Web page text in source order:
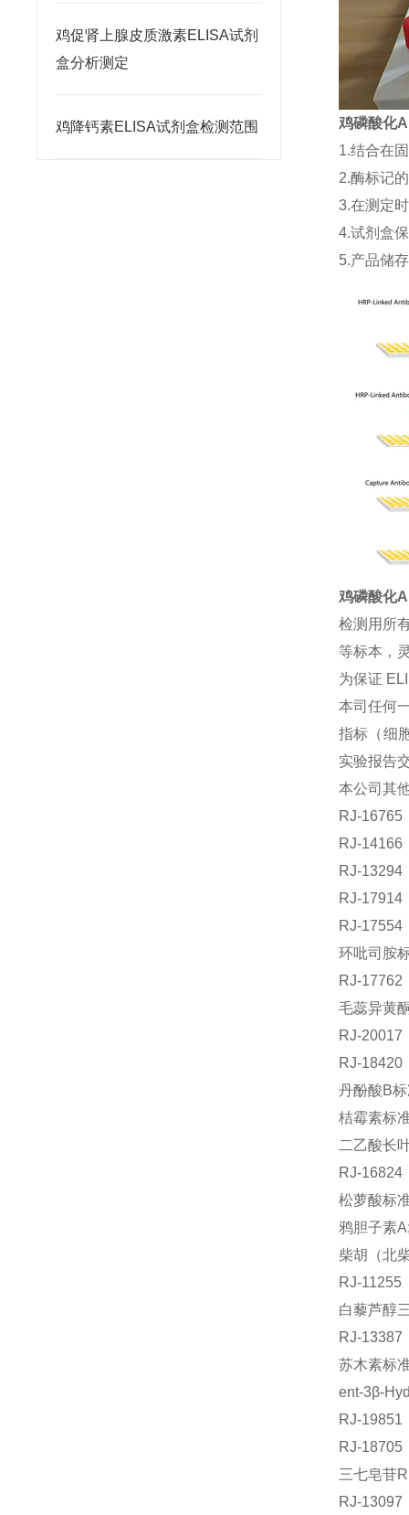
鸡促肾上腺皮质激素ELISA试剂
盒分析测定
鸡降钙素ELISA试剂盒检测范围
鸡磷酸化
1.结合在
2.酶标记
3.在测定
4.试剂盒
5.产品储
鸡磷酸化
检测用所
等标本，
为保证
本司任何
指标（细
实验报告
本公司其
RJ-
RJ-
RJ-
RJ-
RJ-
环吡司胺
RJ-
毛蕊异黄
RJ-
RJ-
丹酚酸B
桔霉素标
二乙酸长
RJ-
松萝酸标
鸦胆子素
柴胡（
RJ-
白藜芦醇
RJ-
苏木素标
ent-3β-
RJ-
RJ-
三七皂苷
RJ-